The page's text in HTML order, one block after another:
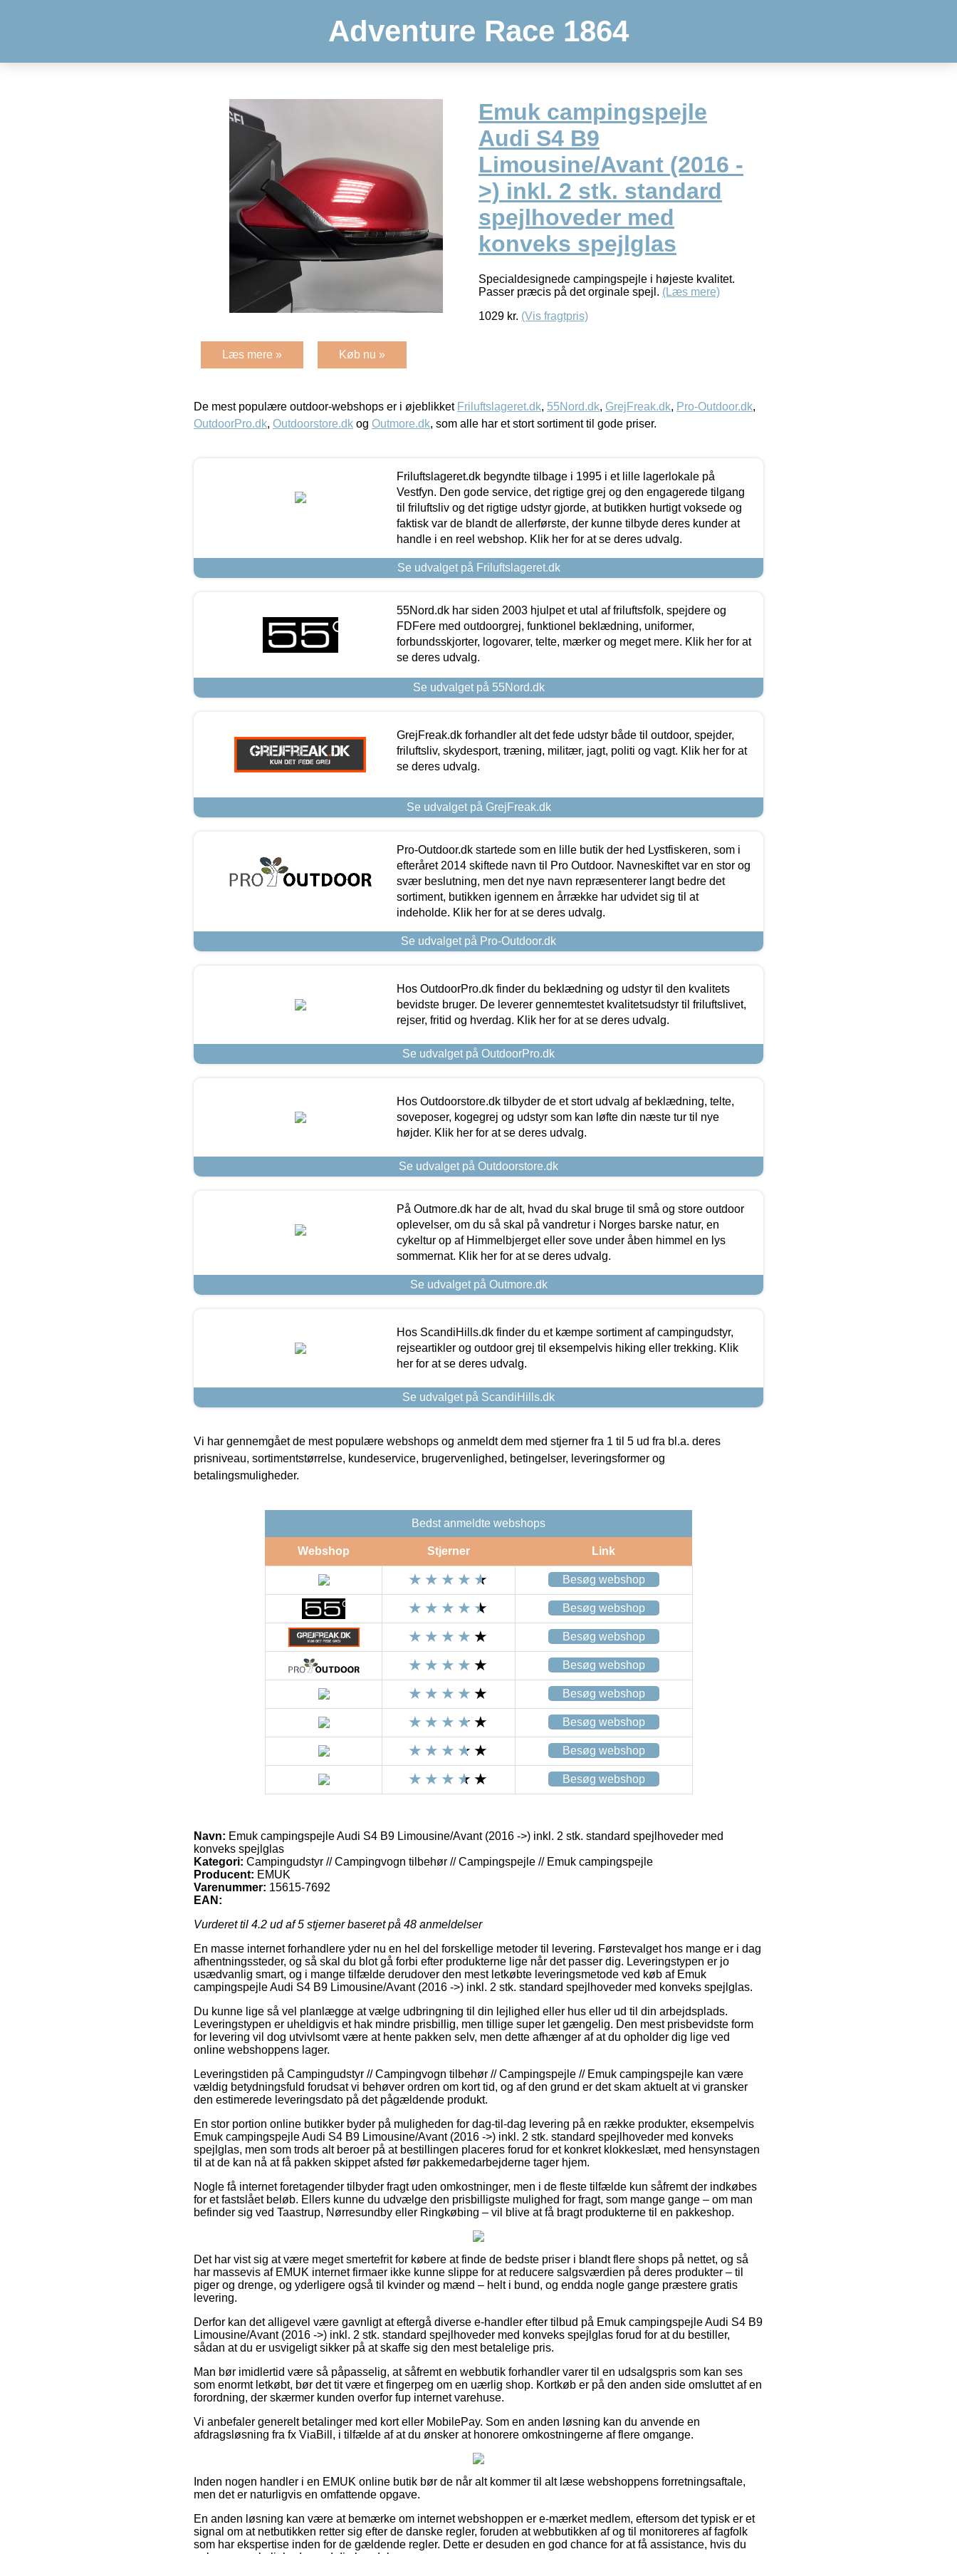
Adventure Race 1864
Emuk campingspejle
Audi S4 B9
Limousine/Avant (2016 -
>) inkl. 2 stk. standard
spejlhoveder med
konveks spejlglas
Specialdesignede campingspejle i højeste kvalitet.
Passer præcis på det orginale spejl. (Læs mere)
1029 kr. (Vis fragtpris)
Læs mere » Køb nu »
De mest populære outdoor-webshops er i øjeblikket Friluftslageret.dk, 55Nord.dk, GrejFreak.dk, Pro-Outdoor.dk,
OutdoorPro.dk, Outdoorstore.dk og Outmore.dk, som alle har et stort sortiment til gode priser.
Friluftslageret.dk begyndte tilbage i 1995 i et lille lagerlokale på
Vestfyn. Den gode service, det rigtige grej og den engagerede tilgang
til friluftsliv og det rigtige udstyr gjorde, at butikken hurtigt voksede og
faktisk var de blandt de allerførste, der kunne tilbyde deres kunder at
handle i en reel webshop. Klik her for at se deres udvalg.
Se udvalget på Friluftslageret.dk
55Nord.dk har siden 2003 hjulpet et utal af friluftsfolk, spejdere og
FDFere med outdoorgrej, funktionel beklædning, uniformer,
forbundsskjorter, logovarer, telte, mærker og meget mere. Klik her for at
se deres udvalg.
Se udvalget på 55Nord.dk
GrejFreak.dk forhandler alt det fede udstyr både til outdoor, spejder,
friluftsliv, skydesport, træning, militær, jagt, politi og vagt. Klik her for at
se deres udvalg.
Se udvalget på GrejFreak.dk
Pro-Outdoor.dk startede som en lille butik der hed Lystfiskeren, som i
efteråret 2014 skiftede navn til Pro Outdoor. Navneskiftet var en stor og
svær beslutning, men det nye navn repræsenterer langt bedre det
sortiment, butikken igennem en årrække har udvidet sig til at
indeholde. Klik her for at se deres udvalg.
Se udvalget på Pro-Outdoor.dk
Hos OutdoorPro.dk finder du beklædning og udstyr til den kvalitets
bevidste bruger. De leverer gennemtestet kvalitetsudstyr til friluftslivet,
rejser, fritid og hverdag. Klik her for at se deres udvalg.
Se udvalget på OutdoorPro.dk
Hos Outdoorstore.dk tilbyder de et stort udvalg af beklædning, telte,
soveposer, kogegrej og udstyr som kan løfte din næste tur til nye
højder. Klik her for at se deres udvalg.
Se udvalget på Outdoorstore.dk
På Outmore.dk har de alt, hvad du skal bruge til små og store outdoor
oplevelser, om du så skal på vandretur i Norges barske natur, en
cykeltur op af Himmelbjerget eller sove under åben himmel en lys
sommernat. Klik her for at se deres udvalg.
Se udvalget på Outmore.dk
Hos ScandiHills.dk finder du et kæmpe sortiment af campingudstyr,
rejseartikler og outdoor grej til eksempelvis hiking eller trekking. Klik
her for at se deres udvalg.
Se udvalget på ScandiHills.dk
Vi har gennemgået de mest populære webshops og anmeldt dem med stjerner fra 1 til 5 ud fra bl.a. deres
prisniveau, sortimentstørrelse, kundeservice, brugervenlighed, betingelser, leveringsformer og
betalingsmuligheder.
Bedst anmeldte webshops
Webshop Stjerner Link
Besøg webshop
Besøg webshop
Besøg webshop
Besøg webshop
Besøg webshop
Besøg webshop
Besøg webshop
Besøg webshop
Navn: Emuk campingspejle Audi S4 B9 Limousine/Avant (2016 ->) inkl. 2 stk. standard spejlhoveder med
konveks spejlglas
Kategori: Campingudstyr // Campingvogn tilbehør // Campingspejle // Emuk campingspejle
Producent: EMUK
Varenummer: 15615-7692
EAN:
Vurderet til 4.2 ud af 5 stjerner baseret på 48 anmeldelser
En masse internet forhandlere yder nu en hel del forskellige metoder til levering. Førstevalget hos mange er i dag
afhentningssteder, og så skal du blot gå forbi efter produkterne lige når det passer dig. Leveringstypen er jo
usædvanlig smart, og i mange tilfælde derudover den mest letkøbte leveringsmetode ved køb af Emuk
campingspejle Audi S4 B9 Limousine/Avant (2016 ->) inkl. 2 stk. standard spejlhoveder med konveks spejlglas.
Du kunne lige så vel planlægge at vælge udbringning til din lejlighed eller hus eller ud til din arbejdsplads.
Leveringstypen er uheldigvis et hak mindre prisbillig, men tillige super let gængelig. Den mest prisbevidste form
for levering vil dog utvivlsomt være at hente pakken selv, men dette afhænger af at du opholder dig lige ved
online webshoppens lager.
Leveringstiden på Campingudstyr // Campingvogn tilbehør // Campingspejle // Emuk campingspejle kan være
vældig betydningsfuld forudsat vi behøver ordren om kort tid, og af den grund er det skam aktuelt at vi gransker
den estimerede leveringsdato på det pågældende produkt.
En stor portion online butikker byder på muligheden for dag-til-dag levering på en række produkter, eksempelvis
Emuk campingspejle Audi S4 B9 Limousine/Avant (2016 ->) inkl. 2 stk. standard spejlhoveder med konveks
spejlglas, men som trods alt beroer på at bestillingen placeres forud for et konkret klokkeslæt, med hensynstagen
til at de kan nå at få pakken skippet afsted før pakkemedarbejderne tager hjem.
Nogle få internet foretagender tilbyder fragt uden omkostninger, men i de fleste tilfælde kun såfremt der indkøbes
for et fastslået beløb. Ellers kunne du udvælge den prisbilligste mulighed for fragt, som mange gange – om man
befinder sig ved Taastrup, Nørresundby eller Ringkøbing – vil blive at få bragt produkterne til en pakkeshop.
Det har vist sig at være meget smertefrit for købere at finde de bedste priser i blandt flere shops på nettet, og så
har massevis af EMUK internet firmaer ikke kunne slippe for at reducere salgsværdien på deres produkter – til
piger og drenge, og yderligere også til kvinder og mænd – helt i bund, og endda nogle gange præstere gratis
levering.
Derfor kan det alligevel være gavnligt at eftergå diverse e-handler efter tilbud på Emuk campingspejle Audi S4 B9
Limousine/Avant (2016 ->) inkl. 2 stk. standard spejlhoveder med konveks spejlglas forud for at du bestiller,
sådan at du er usvigeligt sikker på at skaffe sig den mest betalelige pris.
Man bør imidlertid være så påpasselig, at såfremt en webbutik forhandler varer til en udsalgspris som kan ses
som enormt letkøbt, bør det tit være et fingerpeg om en uærlig shop. Kortkøb er på den anden side omsluttet af en
forordning, der skærmer kunden overfor fup internet varehuse.
Vi anbefaler generelt betalinger med kort eller MobilePay. Som en anden løsning kan du anvende en
afdragsløsning fra fx ViaBill, i tilfælde af at du ønsker at honorere omkostningerne af flere omgange.
Inden nogen handler i en EMUK online butik bør de når alt kommer til alt læse webshoppens forretningsaftale,
men det er naturligvis en omfattende opgave.
En anden løsning kan være at bemærke om internet webshoppen er e-mærket medlem, eftersom det typisk er et
signal om at netbutikken retter sig efter de danske regler, foruden at webbutikken af og til monitoreres af fagfolk
som har ekspertise inden for de gældende regler. Dette er desuden en god chance for at få assistance, hvis du